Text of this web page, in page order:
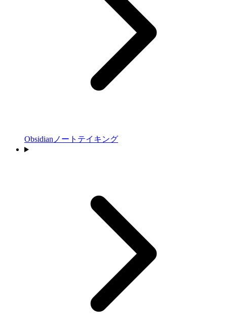
Obsidianノートテイキング